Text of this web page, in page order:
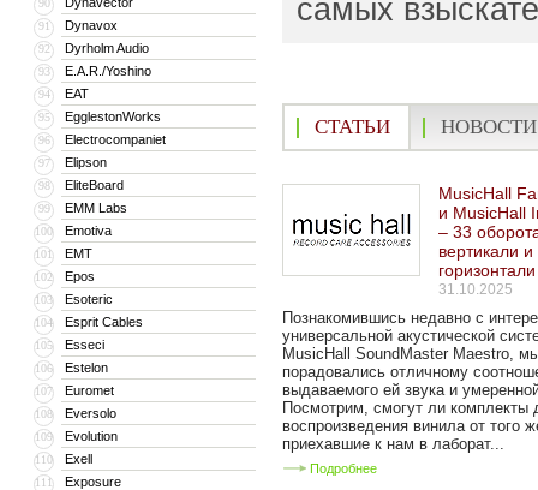
90
91 Dynavox
92 Dyrholm Audio
93 E.A.R./Yoshino
94 EAT
95 EgglestonWorks
96 Electrocompaniet
97 Elipson
98 EliteBoard
99 EMM Labs
100 Emotiva
101 EMT
102 Epos
103 Esoteric
104 Esprit Cables
105 Esseci
106 Estelon
107 Euromet
108 Eversolo
109 Evolution
110 Exell
111 Exposure
самых
СТАТЬИ НОВОСТИ
MusicHall
и MusicHall
– 33
вертикали
горизонтали
31.10.2025
Познакомившись недавно с
универсальной акустической
MusicHall SoundMaster Maestro,
порадовались отличному
выдаваемого ей звука и
Посмотрим, смогут ли комплекты
воспроизведения винила от того
приехавшие к нам в лаборат...
Подробнее